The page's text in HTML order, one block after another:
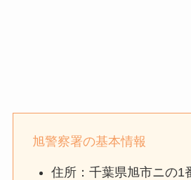
旭警察署の基本情報
住所：千葉県旭市ニの1